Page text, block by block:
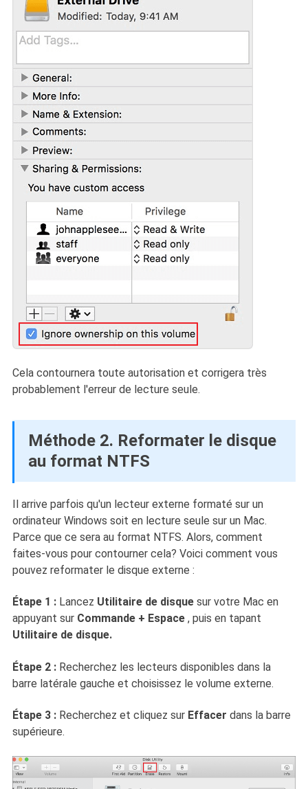
Cela contournera toute autorisation et corrigera très
probablement l'erreur de lecture seule.
Méthode 2. Reformater le disque
au format NTFS
Il arrive parfois qu'un lecteur externe formaté sur un
ordinateur Windows soit en lecture seule sur un Mac.
Parce que ce sera au format NTFS. Alors, comment
faites-vous pour contourner cela? Voici comment vous
pouvez reformater le disque externe :
Étape 1 :Lancez Utilitaire de disquesur votre Mac en
appuyant sur Commande + Espace, puis en tapant
Utilitaire de disque.
Étape 2 :Recherchez les lecteurs disponibles dans la
barre latérale gauche et choisissez le volume externe.
Étape 3 :Recherchez et cliquez sur Effacer dans la barre
supérieure.